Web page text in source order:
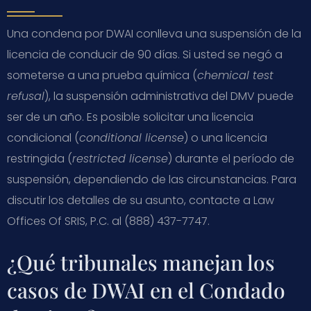
Una condena por DWAI conlleva una suspensión de la
licencia de conducir de 90 días. Si usted se negó a
someterse a una prueba química (chemical test
refusal), la suspensión administrativa del DMV puede
ser de un año. Es posible solicitar una licencia
condicional (conditional license) o una licencia
restringida (restricted license) durante el período de
suspensión, dependiendo de las circunstancias. Para
discutir los detalles de su asunto, contacte a Law
Offices Of SRIS, P.C. al (888) 437-7747.
¿Qué tribunales manejan los
casos de DWAI en el Condado